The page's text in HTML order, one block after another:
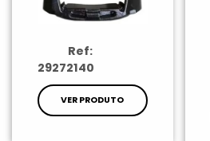
Ref:
29272140
VER PRODUTO